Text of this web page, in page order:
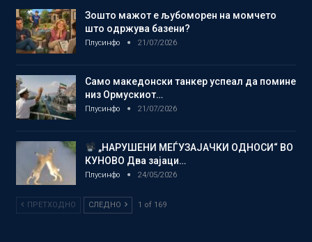
Зошто мажот е љубоморен на момчето
што одржува базени?
Плусинфо 21/07/2026
Само македонски танкер успеал да помине
низ Ормускиот…
Плусинфо 21/07/2026
„НАРУШЕНИ МЕЃУЗАЈАЧКИ ОДНОСИ“ ВО
КУНОВО Два зајаци…
Плусинфо 24/05/2026
ПРЕТХОДНО СЛЕДНО 1 of 169